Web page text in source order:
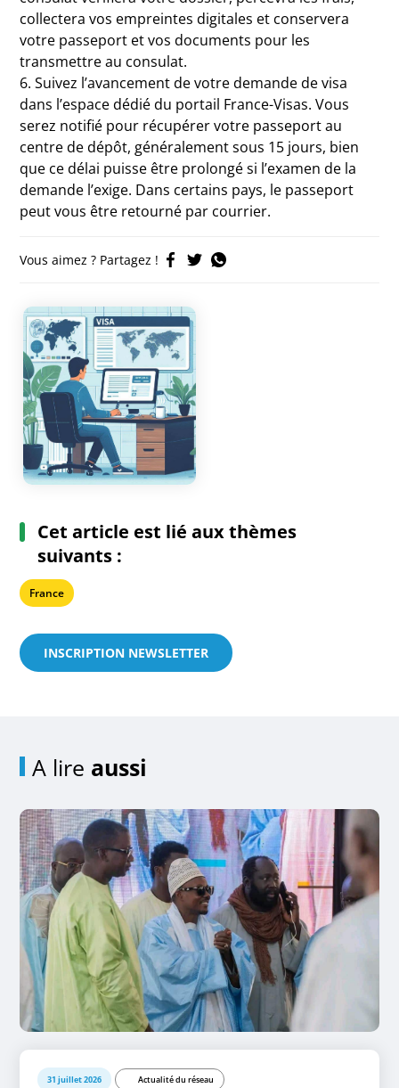
collectera vos empreintes digitales et conservera
votre passeport et vos documents pour les
transmettre au consulat.
6. Suivez l’avancement de votre demande de visa
dans l’espace dédié du portail France-Visas. Vous
serez notifié pour récupérer votre passeport au
centre de dépôt, généralement sous 15 jours, bien
que ce délai puisse être prolongé si l’examen de la
demande l’exige. Dans certains pays, le passeport
peut vous être retourné par courrier.
Vous aimez ? Partagez !
Cet article est lié aux thèmes
suivants :
France
INSCRIPTION NEWSLETTER
A lire aussi
31 juillet 2026 Actualité du réseau